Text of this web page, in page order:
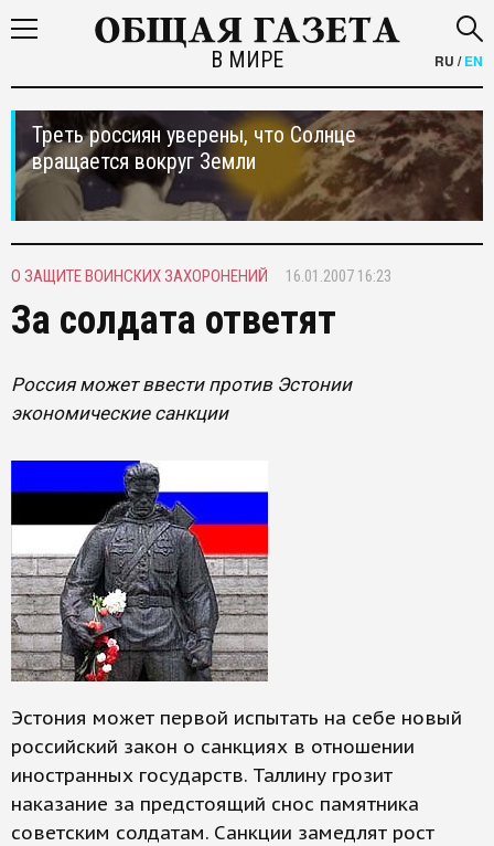
В МИРЕ RU /EN
Треть россиян уверены, что Солнце
вращается вокруг Земли
О ЗАЩИТЕ ВОИНСКИХ ЗАХОРОНЕНИЙ 16.01.2007 16:23
За солдата ответят
Россия может ввести против Эстонии
экономические санкции
Эстония может первой испытать на себе новый
российский закон о санкциях в отношении
иностранных государств. Таллину грозит
наказание за предстоящий снос памятника
советским солдатам. Санкции замедлят рост